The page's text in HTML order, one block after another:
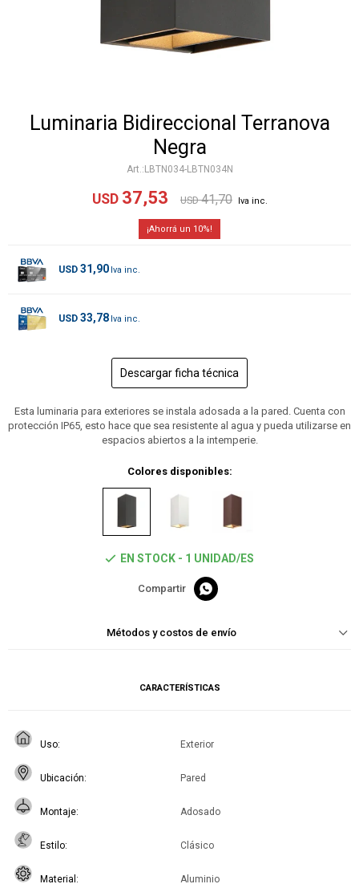
Luminaria Bidireccional Terranova
Negra
LBTN034-LBTN034N
USD 37,53 USD 41,70
10
USD 31,90
USD 33,78
Descargar ficha técnica
Esta luminaria para exteriores se instala adosada a la pared. Cuenta con
protección IP65, esto hace que sea resistente al agua y pueda utilizarse en
espacios abiertos a la intemperie.
Colores disponibles:
EN STOCK - 1 UNIDAD/ES

Métodos y costos de envío
CARACTERÍSTICAS
Uso Exterior
Ubicación Pared
Montaje Adosado
Estilo Clásico
Material Aluminio